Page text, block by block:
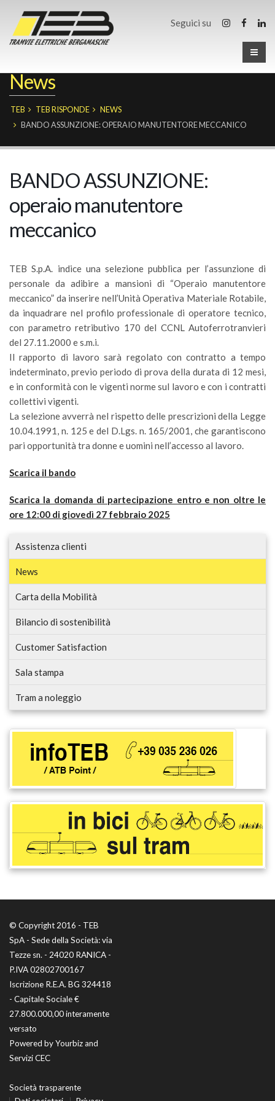
Seguici su
News
TEB TEB RISPONDE
NEWS
BANDO ASSUNZIONE: OPERAIO MANUTENTORE MECCANICO
BANDO ASSUNZIONE:
operaio manutentore
meccanico
TEB S.p.A. indice una selezione pubblica per l’assunzione di
personale da adibire a mansioni di “Operaio manutentore
meccanico” da inserire nell’Unità Operativa Materiale Rotabile,
da inquadrare nel profilo professionale di operatore tecnico,
con parametro retributivo 170 del CCNL Autoferrotranvieri
del 27.11.2000 e s.m.i.
Il rapporto di lavoro sarà regolato con contratto a tempo
indeterminato, previo periodo di prova della durata di 12 mesi,
e in conformità con le vigenti norme sul lavoro e con i contratti
collettivi vigenti.
La selezione avverrà nel rispetto delle prescrizioni della Legge
10.04.1991, n. 125 e del D.Lgs. n. 165/2001, che garantiscono
pari opportunità tra donne e uomini nell’accesso al lavoro.
Scarica il bando
Scarica la domanda di partecipazione entro e non oltre le
ore 12:00 di giovedì 27 febbraio 2025
Assistenza clienti
News
Carta della Mobilità
Bilancio di sostenibilità
Customer Satisfaction
Sala stampa
Tram a noleggio
© Copyright 2016 - TEB
SpA - Sede della Società: via
Tezze sn. - 24020 RANICA -
P.IVA 02802700167
Iscrizione R.E.A. BG 324418
- Capitale Sociale €
27.800.000,00 interamente
versato
Powered byYourbizand
Servizi CEC
Società trasparente